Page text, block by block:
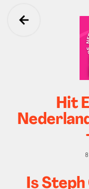
Ga
Hit
Is